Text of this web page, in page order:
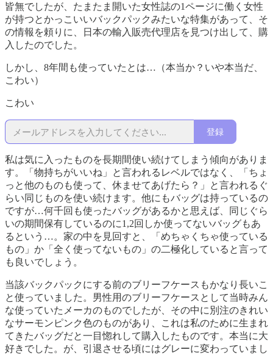
皆無でしたが、たまたま開いた女性誌の1ページに働く女性
が持つとかっこいいバックパックみたいな特集があって、そ
の情報を頼りに、日本の輸入販売代理店を見つけ出して、購
入したのでした。
しかし、8年間も使っていたとは…（本当か？いや本当だ、
こわい）
こわい
登録
私は気に入ったものを長期間使い続けてしまう傾向がありま
す。「物持ちがいいね」と言われるレベルではなく、「ちょ
っと他のものも使って、休ませてあげたら？」と言われるぐ
らい同じものを使い続けます。他にもバッグは持っているの
ですが…何千回も使ったバッグがあるかと思えば、同じぐら
いの期間保有しているのに1,2回しか使ってないバッグもあ
るという…。家の中を見回すと、「めちゃくちゃ使っている
もの」か「全く使ってないもの」の二極化していると言って
も良いでしょう。
当該バックパックにする前のブリーフケースもかなり長いこ
と使っていました。男性用のブリーフケースとして当時みん
な使っていたメーカのものでしたが、その中に別注のきれい
なサーモンピンク色のものがあり、これは私のために生まれ
てきたバッグだと一目惚れして購入したものです。本当に大
好きでした。が、引退させる頃にはグレーに変わっていまし